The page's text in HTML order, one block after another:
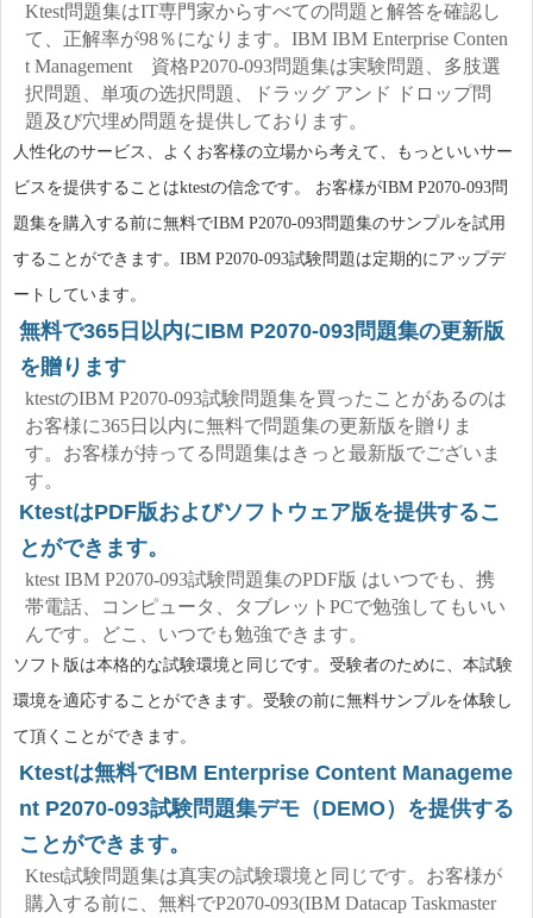
Ktest問題集はIT専門家からすべての問題と解答を確認し
て、正解率が98％になります。IBM IBM Enterprise Conten
t Management 資格P2070-093問題集は実験問題、多肢選
択問題、単项の选択問題、ドラッグ アンド ドロップ問
題及び穴埋め問題を提供しております。
人性化のサービス、よくお客様の立場から考えて、もっといいサー
ビスを提供することはktestの信念です。 お客様がIBM P2070-093問
題集を購入する前に無料でIBM P2070-093問題集のサンプルを試用
することができます。IBM P2070-093試験問題は定期的にアップデ
ートしています。
無料で365日以内にIBM P2070-093問題集の更新版
を贈ります
ktestのIBM P2070-093試験問題集を買ったことがあるのは
お客様に365日以内に無料で問題集の更新版を贈りま
す。お客様が持ってる問題集はきっと最新版でございま
す。
KtestはPDF版およびソフトウェア版を提供するこ
とができます。
ktest IBM P2070-093試験問題集のPDF版 はいつでも、携
帯電話、コンピュータ、タブレットPCで勉強してもいい
んです。どこ、いつでも勉強できます。
ソフト版は本格的な試験環境と同じです。受験者のために、本試験
環境を適応することができます。受験の前に無料サンプルを体験し
て頂くことができます。
Ktestは無料でIBM Enterprise Content Manageme
nt P2070-093試験問題集デモ（DEMO）を提供する
ことができます。
Ktest試験問題集は真実の試験環境と同じです。お客様が
購入する前に、無料でP2070-093(IBM Datacap Taskmaster